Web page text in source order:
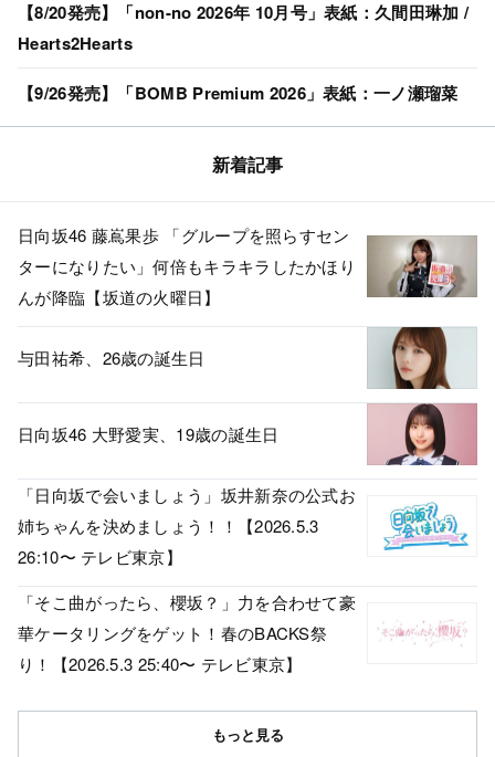
【8/20発売】「non-no 2026年 10月号」表紙：久間田琳加 /
Hearts2Hearts
【9/26発売】「BOMB Premium 2026」表紙：一ノ瀬瑠菜
新着記事
日向坂46 藤嶌果歩 「グループを照らすセン
ターになりたい」何倍もキラキラしたかほり
んが降臨【坂道の火曜日】
与田祐希、26歳の誕生日
日向坂46 大野愛実、19歳の誕生日
「日向坂で会いましょう」坂井新奈の公式お
姉ちゃんを決めましょう！！【2026.5.3
26:10〜 テレビ東京】
「そこ曲がったら、櫻坂？」力を合わせて豪
華ケータリングをゲット！春のBACKS祭
り！【2026.5.3 25:40〜 テレビ東京】
もっと見る